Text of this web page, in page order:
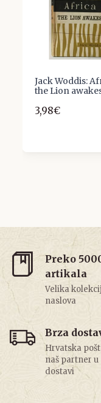
Jack Woddis:
the Lion
3,98€
Preko
artikala
Velika
naslova
Brza
Hrvatska
naš partner u
dostavi